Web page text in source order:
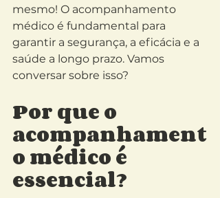
mesmo! O acompanhamento
médico é fundamental para
garantir a segurança, a eficácia e a
saúde a longo prazo. Vamos
conversar sobre isso?
Por que o
acompanhament
o médico é
essencial?